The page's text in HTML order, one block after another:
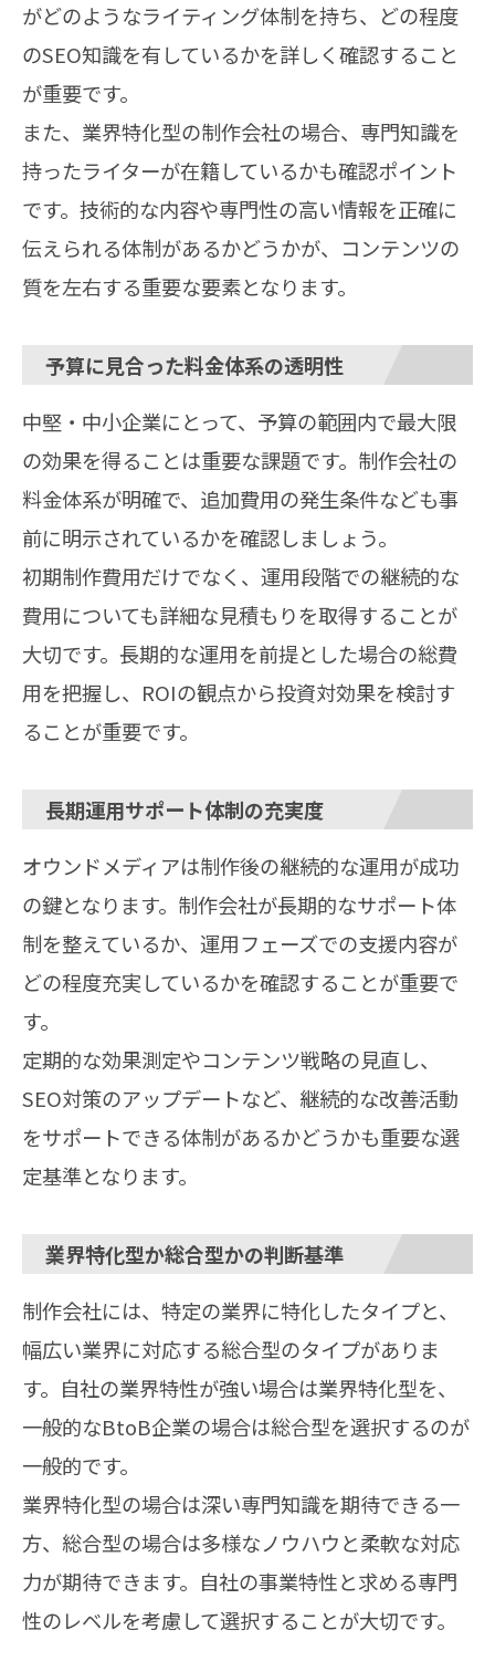
がどのようなライティング体制を持ち、どの程度
のSEO知識を有しているかを詳しく確認すること
が重要です。
また、業界特化型の制作会社の場合、専門知識を
持ったライターが在籍しているかも確認ポイント
です。技術的な内容や専門性の高い情報を正確に
伝えられる体制があるかどうかが、コンテンツの
質を左右する重要な要素となります。
予算に見合った料金体系の透明性
中堅・中小企業にとって、予算の範囲内で最大限
の効果を得ることは重要な課題です。制作会社の
料金体系が明確で、追加費用の発生条件なども事
前に明示されているかを確認しましょう。
初期制作費用だけでなく、運用段階での継続的な
費用についても詳細な見積もりを取得することが
大切です。長期的な運用を前提とした場合の総費
用を把握し、ROIの観点から投資対効果を検討す
ることが重要です。
長期運用サポート体制の充実度
オウンドメディアは制作後の継続的な運用が成功
の鍵となります。制作会社が長期的なサポート体
制を整えているか、運用フェーズでの支援内容が
どの程度充実しているかを確認することが重要で
す。
定期的な効果測定やコンテンツ戦略の見直し、
SEO対策のアップデートなど、継続的な改善活動
をサポートできる体制があるかどうかも重要な選
定基準となります。
業界特化型か総合型かの判断基準
制作会社には、特定の業界に特化したタイプと、
幅広い業界に対応する総合型のタイプがありま
す。自社の業界特性が強い場合は業界特化型を、
一般的なBtoB企業の場合は総合型を選択するのが
一般的です。
業界特化型の場合は深い専門知識を期待できる一
方、総合型の場合は多様なノウハウと柔軟な対応
力が期待できます。自社の事業特性と求める専門
性のレベルを考慮して選択することが大切です。